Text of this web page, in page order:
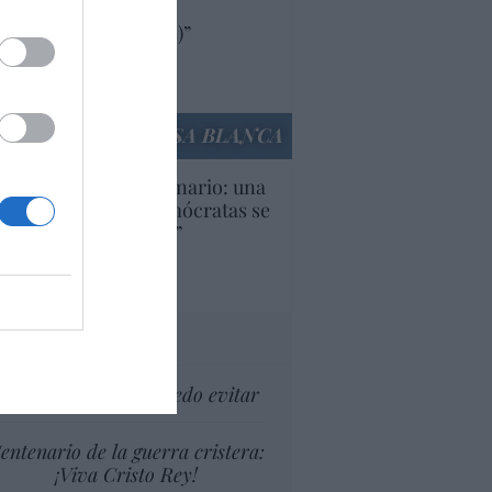
(y europeas)”
Sánchez Arjona
LA CASA BLANCA
Inquietante escenario: una
parte de los demócratas se
como “socialista”
Soy viejo... y no lo puedo evitar
de la guerra cristera:
¡Viva Cristo Rey!